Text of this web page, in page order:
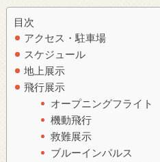
目次
アクセス・駐車場
スケジュール
地上展示
飛行展示
オープニングフライト
機動飛行
救難展示
ブルーインパルス